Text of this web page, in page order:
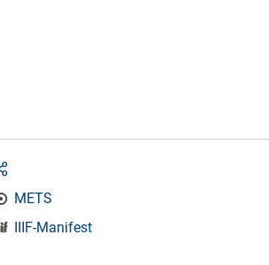
METS
IIIF-Manifest